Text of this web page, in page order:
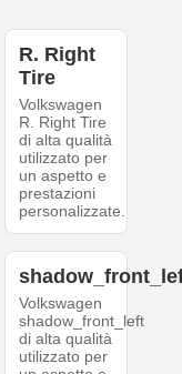
R. Right
Tire
Volkswagen
R. Right Tire
di alta qualità
utilizzato per
un aspetto e
prestazioni
personalizzate.
Volkswagen
shadow_front_left
di alta qualità
utilizzato per